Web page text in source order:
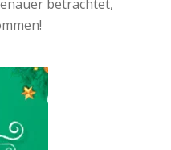
betrachtet,